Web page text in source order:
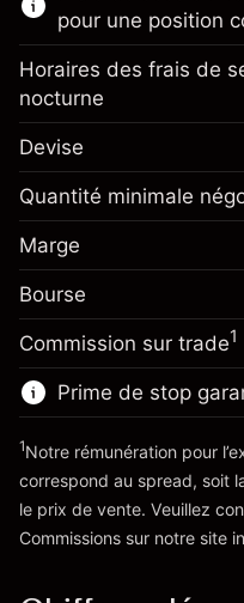
CFD
Marge. Votre
investissement
Ajustement des
Frais sur la valeur
position
Taille de la
Valeur nominale
~£4,000.00
Vers la
pour une position
Marge. Votre
Ajustement des
de overnight
Frais sur la valeur
position
Taille de la
Valeur nominale
~ £4,000.00
Horaires des frais de
nocturne
Devise
Quantité minimale
Marge
Bourse
Commission sur trade1
Prime de stop
1Notre rémunération pour
correspond au spread, soit
le prix de vente. Veuillez
Commissions sur notre site